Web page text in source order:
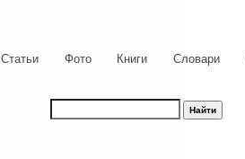
Статьи Фото Книги Словари